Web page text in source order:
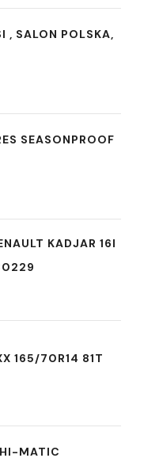
, SALON POLSKA,
SEASONPROOF
KADJAR 16I
165/70R14 81T
MATIC